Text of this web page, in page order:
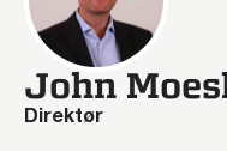
John
Direktør